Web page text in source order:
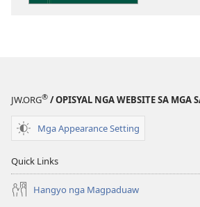
JW.ORG® / OPISYAL NGA WEBSITE SA MGA
Mga Appearance Setting
Quick Links
Hangyo nga Magpaduaw